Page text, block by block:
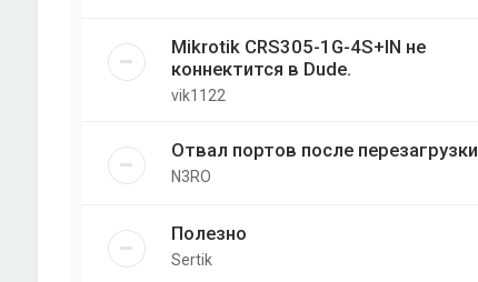
Mikrotik CRS305-1G-4S+IN не
коннектится в Dude.
vik1122
Отвал портов после перезагрузки
N3RO
Полезно
Sertik